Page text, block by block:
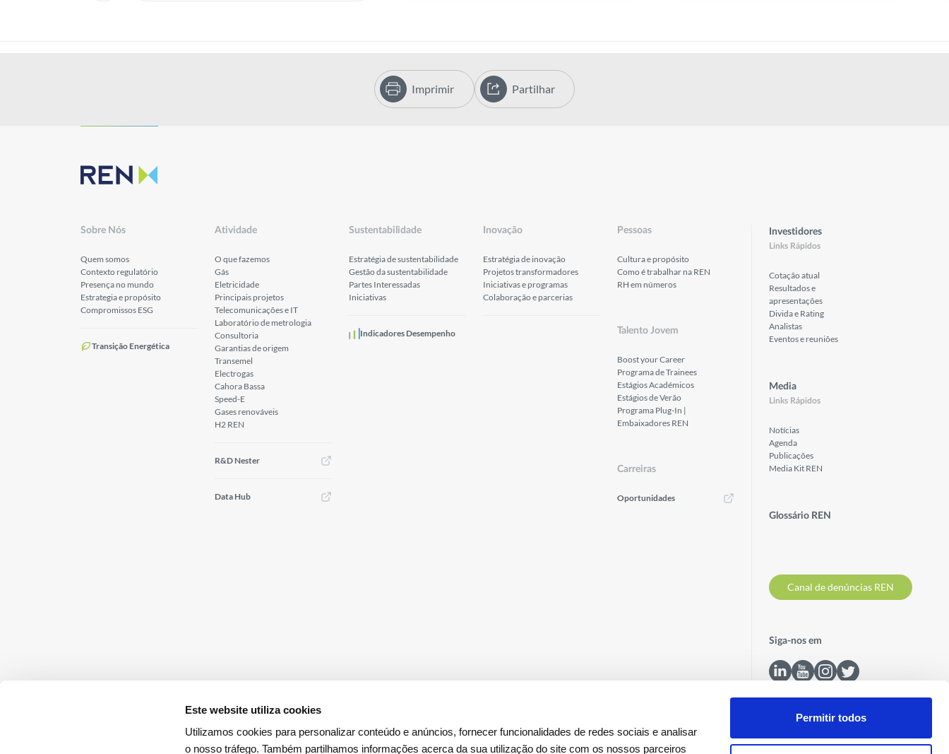
Este website utiliza cookies
Utilizamos cookies para personalizar conteúdo e anúncios, fornecer funcionalidades de redes sociais e analisar
o nosso tráfego. Também partilhamos informações acerca da sua utilização do site com os nossos parceiros
Permitir todos
Imprimir Partilhar
Sobre Nós
Quem somos
Contexto regulatório
Presença no mundo
Estrategia e propósito
Compromissos ESG
Transição Energética
Atividade
O que fazemos
Gás
Eletricidade
Principais projetos
Telecomunicações e IT
Laboratório de metrologia
Consultoria
Garantias de origem
Transemel
Electrogas
Cahora Bassa
Speed-E
Gases renováveis
H2 REN
R&D Nester
Data Hub
Sustentabilidade
Estratégia de sustentabilidade
Gestão da sustentabilidade
Partes Interessadas
Iniciativas
Indicadores Desempenho
Inovação
Estratégia de inovação
Projetos transformadores
Iniciativas e programas
Colaboração e parcerias
Pessoas
Cultura e propósito
Como é trabalhar na REN
RH em números
Talento Jovem
Boost your Career
Programa de Trainees
Estágios Académicos
Estágios de Verão
Programa Plug-In |
Embaixadores REN
Carreiras
Oportunidades
Investidores
Links Rápidos
Cotação atual
Resultados e
apresentações
Divida e Rating
Analistas
Eventos e reuniões
Media
Links Rápidos
Notícias
Agenda
Publicações
Media Kit REN
Glossário REN
Canal de denúncias REN
Siga-nos em